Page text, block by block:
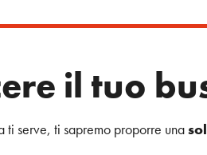
il tuo
ti serve, ti sapremo proporre una